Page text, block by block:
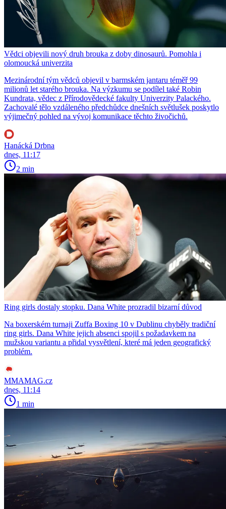
Vědci objevili nový druh brouka z doby dinosaurů. Pomohla i
olomoucká univerzita
Mezinárodní tým vědců objevil v barmském jantaru téměř 99
milionů let starého brouka. Na výzkumu se podílel také Robin
Kundrata, vědec z Přírodovědecké fakulty Univerzity Palackého.
Zachovalé tělo vzdáleného předchůdce dnešních světlušek poskytlo
výjimečný pohled na vývoj komunikace těchto živočichů.
Hanácká Drbna
dnes, 11:17
2 min
Ring girls dostaly stopku. Dana White prozradil bizarní důvod
Na boxerském turnaji Zuffa Boxing 10 v Dublinu chyběly tradiční
ring girls. Dana White jejich absenci spojil s požadavkem na
mužskou variantu a přidal vysvětlení, které má jeden geografický
problém.
MMAMAG.cz
dnes, 11:14
1 min